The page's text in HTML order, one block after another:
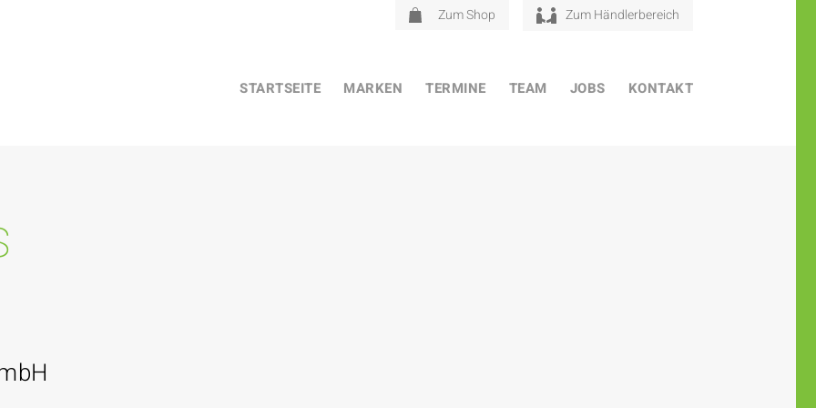
Zum Shop Zum Händlerbereich
STARTSEITE MARKEN TERMINE TEAM JOBS KONTAKT